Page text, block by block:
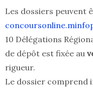
Les dossiers peuvent
10 Délégations
de dépôt est fixée au
rigueur.
Le dossier comprend